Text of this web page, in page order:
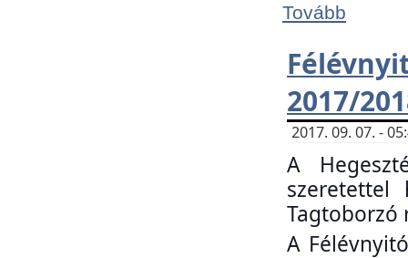
Tovább
2017/
2017. 09. 07. -
A
Tagtoborzó
A